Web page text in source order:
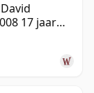
17 jaar